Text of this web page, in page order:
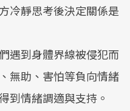
冷靜思考後決定關係是
遇到身體界線被侵犯而
無助、害怕等負向情緒
到情緒調適與支持。